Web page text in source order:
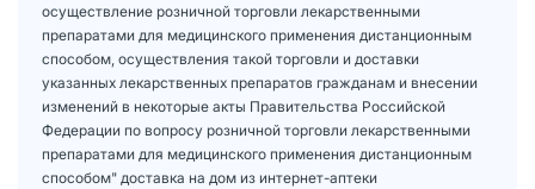
осуществление розничной торговли лекарственными
препаратами для медицинского применения дистанционным
способом, осуществления такой торговли и доставки
указанных лекарственных препаратов гражданам и внесении
изменений в некоторые акты Правительства Российской
Федерации по вопросу розничной торговли лекарственными
препаратами для медицинского применения дистанционным
способом" доставка на дом из интернет-аптеки